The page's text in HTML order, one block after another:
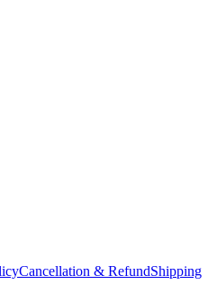
Cancellation & RefundShipping